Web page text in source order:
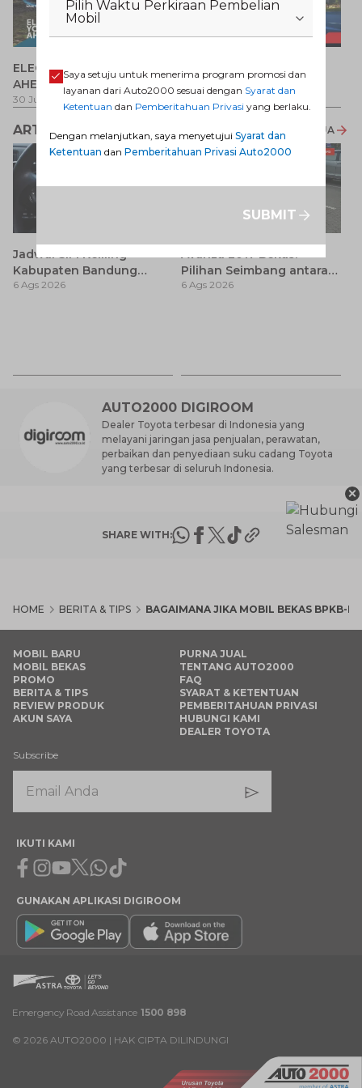
ELECTRIFY YOUR PATH
AHEAD
30 Jul 2026 - 1 Jul 2026- 31 Ags 2026
ARTIKEL LAINNYA LIHAT SEMUA
Jadwal SIM Keliling
Kabupaten Bandung
Terbaru 2026 dan
6 Ags 2026
Avanza 2017 Bekas:
Pilihan Seimbang antara
Harga dan Fitur Modern
6 Ags 2026
AUTO2000 DIGIROOM
Dealer Toyota terbesar di Indonesia yang
melayani jaringan jasa penjualan, perawatan,
perbaikan dan penyediaan suku cadang Toyota
yang terbesar di seluruh Indonesia.
SHARE WITH:
HOME BERITA & TIPS BAGAIMANA JIKA MOBIL BEKAS BPKB-
×
MOBIL BARU
MOBIL BEKAS
PROMO
BERITA & TIPS
REVIEW PRODUK
AKUN SAYA
PURNA JUAL
TENTANG AUTO2000
FAQ
SYARAT & KETENTUAN
PEMBERITAHUAN PRIVASI
HUBUNGI KAMI
DEALER TOYOTA
Subscribe
IKUTI KAMI
Facebook
Instagram
Youtube
X Whatsapp
Tiktok
GUNAKAN APLIKASI DIGIROOM
Emergency Road Assistance 1500 898
© 2026 AUTO2000 | HAK CIPTA DILINDUNGI
Pilih Waktu Perkiraan Pembelian
Mobil
Saya setuju untuk menerima program promosi dan
layanan dari Auto2000 sesuai dengan Syarat dan
Ketentuan dan Pemberitahuan Privasi yang berlaku.
Dengan melanjutkan, saya menyetujui Syarat dan
Ketentuan dan Pemberitahuan Privasi Auto2000
SUBMIT